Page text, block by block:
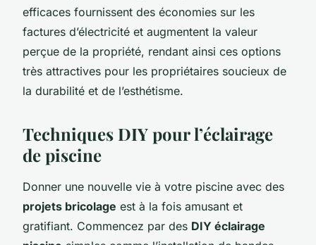
efficaces fournissent des économies sur les
factures d’électricité et augmentent la valeur
perçue de la propriété, rendant ainsi ces options
très attractives pour les propriétaires soucieux de
la durabilité et de l’esthétisme.
Techniques DIY pour l’éclairage
de piscine
Donner une nouvelle vie à votre piscine avec des
projets bricolage est à la fois amusant et
gratifiant. Commencez par des DIY éclairage